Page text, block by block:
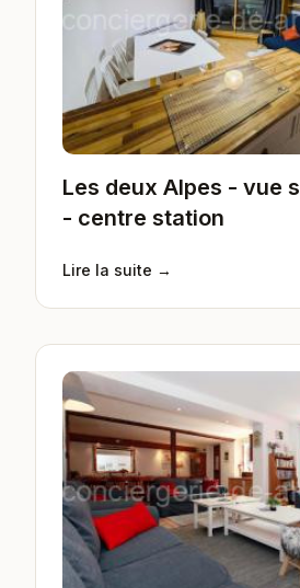
Les deux Alpes - vue
- centre station
Lire la suite →